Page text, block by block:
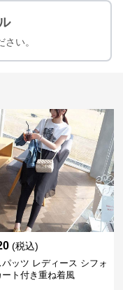
い。
(税込)
ッツ レディース シフォ
ート付き重ね着風